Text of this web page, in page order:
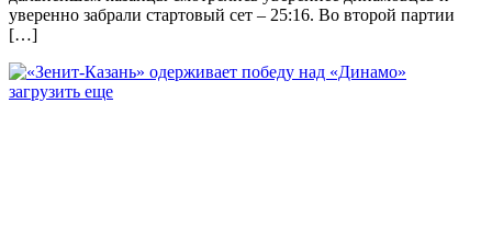
уверенно забрали стартовый сет – 25:16. Во второй партии
[…]
загрузить еще